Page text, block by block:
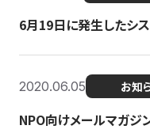
6月19日に発生したシ
2020.06.05 お知
NPO向けメールマガ